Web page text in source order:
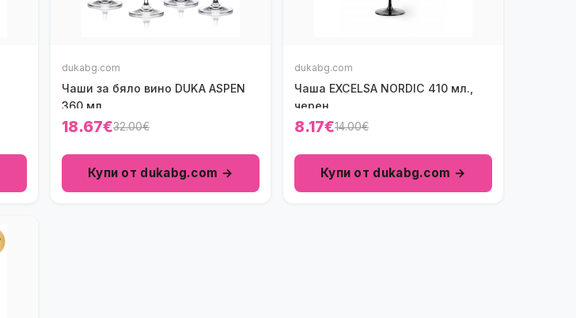
dukabg.com
Чаши за бяло вино DUKA ASPEN
360 мл.
18.67€32.00€
Купи от dukabg.com →
dukabg.com
Чаша EXCELSA NORDIC 410 мл.,
черен
8.17€14.00€
Купи от dukabg.com →